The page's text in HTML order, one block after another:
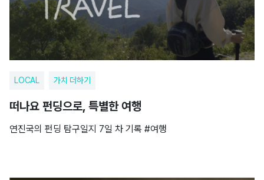
LOCAL 가치 더하기
떠나요 펀딩으로, 특별한 여행
연진국의 펀딩 탐구일지 7일 차 기록 #여행